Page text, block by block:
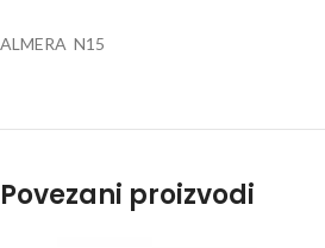
ALMERA N15
Povezani proizvodi